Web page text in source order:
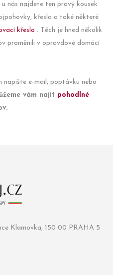
u nás najdete ten pravý kousek
křesla a také některé
křeslo . Těch je hned několik
proměnili v opravdové domácí
e-mail, poptávku nebo
vám najít pohodlné
Klamovka, 150 00 PRAHA 5